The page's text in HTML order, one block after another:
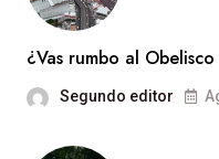
¿Vas rumbo al
Segundo editor